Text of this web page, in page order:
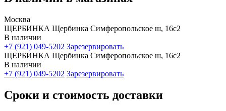
Москва
ЩЕРБИНКА Щербинка Симферопольское ш, 16с2
В наличии
+7 (921) 049-5202 Зарезервировать
ЩЕРБИНКА Щербинка Симферопольское ш, 16с2
В наличии
+7 (921) 049-5202 Зарезервировать
Сроки и стоимость доставки